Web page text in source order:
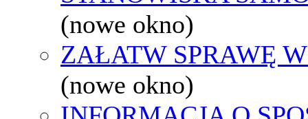
(nowe okno)
ZAŁATW SPRAWĘ
(nowe okno)